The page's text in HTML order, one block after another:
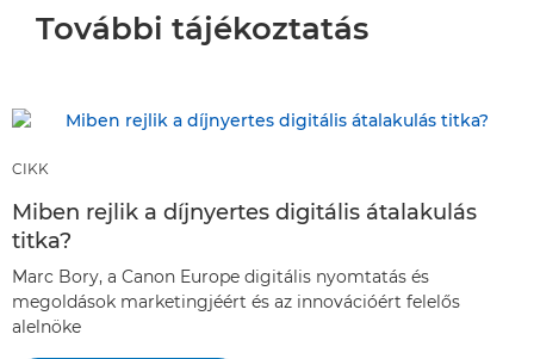
További tájékoztatás
CIKK
Miben rejlik a díjnyertes digitális átalakulás
titka?
Marc Bory, a Canon Europe digitális nyomtatás és
megoldások marketingjéért és az innovációért felelős
alelnöke